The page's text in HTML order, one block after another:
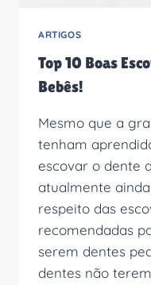
ARTIGOS
Top 10 Boas
Bebês!
Mesmo que a
tenham
escovar o dente
atualmente
respeito das
recomendadas
serem dentes
dentes não